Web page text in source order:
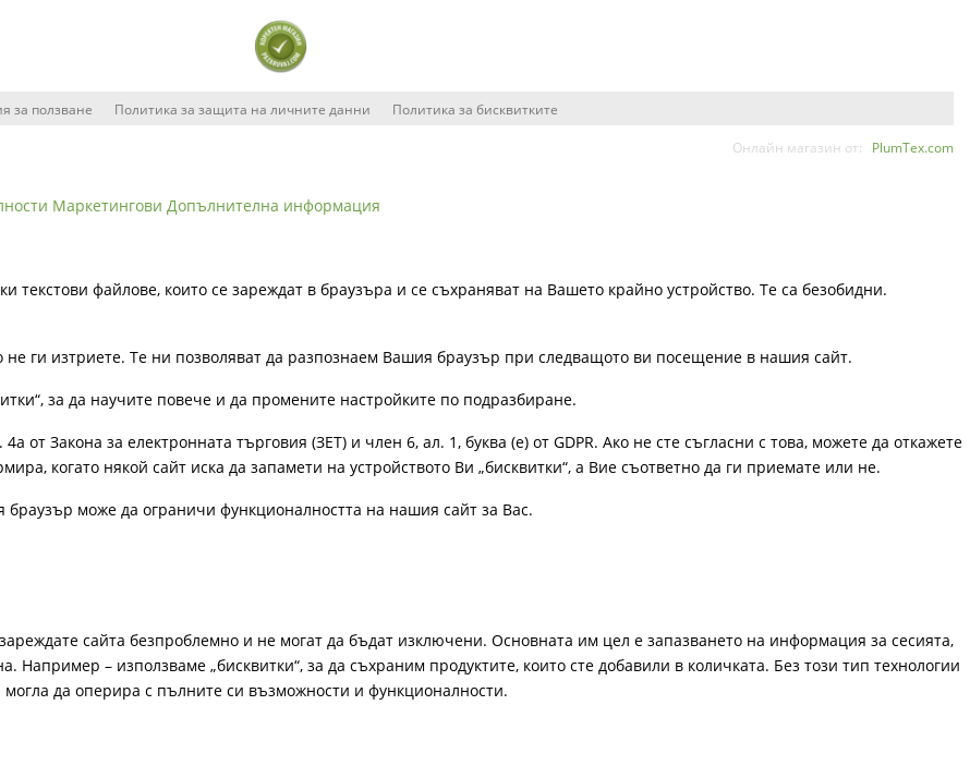
за ползване Политика за защита на личните данни Политика за бисквитките
Онлайн магазин от: PlumTex.com
Маркетингови Допълнителна информация
текстови файлове, които се зареждат в браузъра и се съхраняват на Вашето крайно устройство. Те са безобидни.
не ги изтриете. Те ни позволяват да разпознаем Вашия браузър при следващото ви посещение в нашия сайт.
за да научите повече и да промените настройките по подразбиране.
от Закона за електронната търговия (ЗЕТ) и член 6, ал. 1, буква (е) от GDPR. Ако не сте съгласни с това, можете да откажете
когато някой сайт иска да запамети на устройството Ви „бисквитки“, а Вие съответно да ги приемате или не.
може да ограничи функционалността на нашия сайт за Вас.
сайта безпроблемно и не могат да бъдат изключени. Основната им цел е запазването на информация за сесията,
Например – използваме „бисквитки“, за да съхраним продуктите, които сте добавили в количката. Без този тип технологии
да оперира с пълните си възможности и функционалности.